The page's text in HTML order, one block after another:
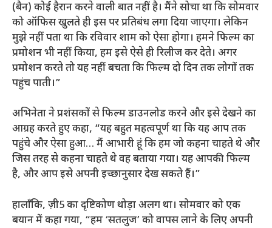
(बैन) कोई हैरान करने वाली बात नहीं है। मैंने सोचा था कि सोमवार
को ऑफिस खुलते ही इस पर प्रतिबंध लगा दिया जाएगा। लेकिन
मुझे नहीं पता था कि रविवार शाम को ऐसा होगा। हमने फिल्म का
प्रमोशन भी नहीं किया, हम इसे ऐसे ही रिलीज कर देते। अगर
प्रमोशन करते तो यह नहीं बचता कि फिल्म दो दिन तक लोगों तक
पहुंच पाती।”
अभिनेता ने प्रशंसकों से फिल्म डाउनलोड करने और इसे देखने का
आग्रह करते हुए कहा, “यह बहुत महत्वपूर्ण था कि यह आप तक
पहुंचे और ऐसा हुआ… मैं आभारी हूं कि हम जो कहना चाहते थे और
जिस तरह से कहना चाहते थे वह बताया गया। यह आपकी फिल्म
है, और आप इसे अपनी इच्छानुसार देख सकते हैं।”
हालाँकि, ज़ी5 का दृष्टिकोण थोड़ा अलग था। सोमवार को एक
बयान में कहा गया, “हम ‘सतलुज’ को वापस लाने के लिए अपनी